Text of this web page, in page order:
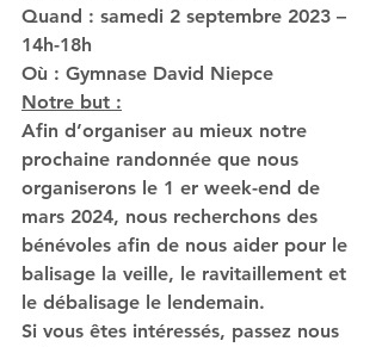
Quand : samedi 2 septembre 2023 –
14h-18h
Où : Gymnase David Niepce
Notre but :
Afin d’organiser au mieux notre
prochaine randonnée que nous
organiserons le 1 er week-end de
mars 2024, nous recherchons des
bénévoles afin de nous aider pour le
balisage la veille, le ravitaillement et
le débalisage le lendemain.
Si vous êtes intéressés, passez nous